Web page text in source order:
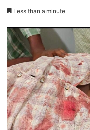
Less than a minute